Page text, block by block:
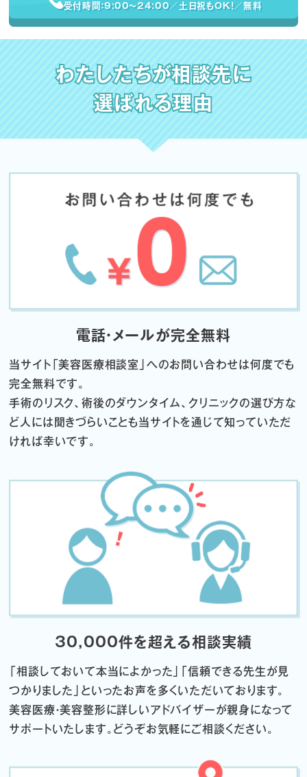
受付時間：9:00〜24:00／土日祝もOK！／無料
わたしたちが相談先に
選ばれる理由
電話・メールが完全無料
当サイト「美容医療相談室」へのお問い合わせは何度でも
完全無料です。
手術のリスク、術後のダウンタイム、クリニックの選び方な
ど 人には聞きづらいことも当サイトを通じて知っていただ
ければ幸いです。
30,000件を超える相談実績
「相談しておいて本当によかった」「信頼できる先生が見
つかりました」 といったお声を多くいただいております。
美容医療・美容整形に詳しいアドバイザーが親身になって
サポートいたします。 どうぞお気軽にご相談ください。